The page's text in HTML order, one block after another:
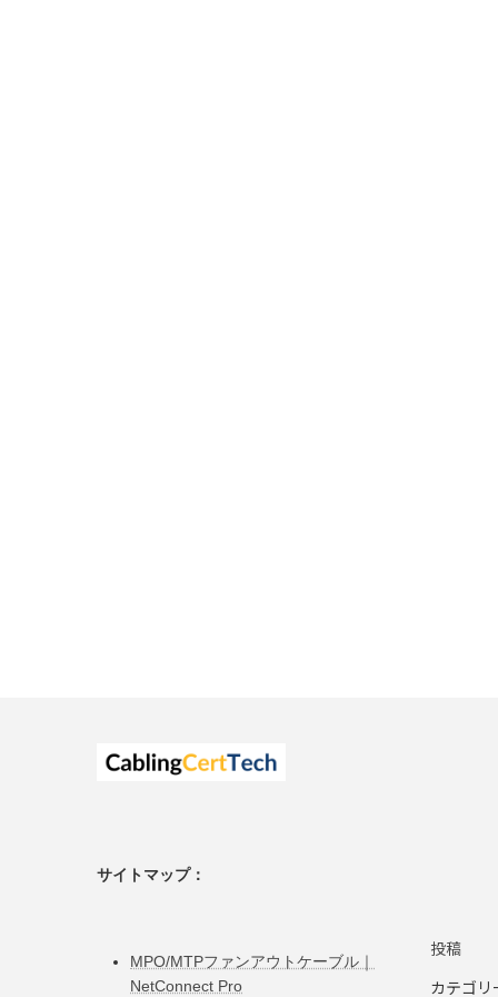
サイトマップ：
MPO/MTPファンアウトケーブル｜
NetConnect Pro
投稿
カテゴリ